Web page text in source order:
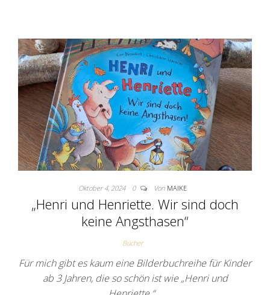
Oktober 4, 2024 0 Von MAIKE
„Henri und Henriette. Wir sind doch
keine Angsthasen“
Bücher
Für mich gibt es kaum eine Bilderbuchreihe für Kinder
ab 3 Jahren, die so schön ist wie „Henri und